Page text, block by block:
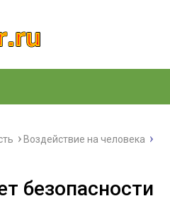
Воздействие на человека
безопасности